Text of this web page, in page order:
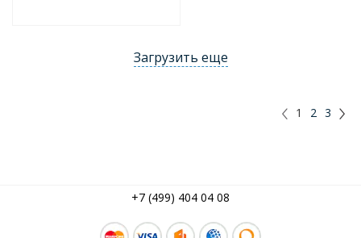
Загрузить еще
1 2 3
+7 (499) 404 04 08